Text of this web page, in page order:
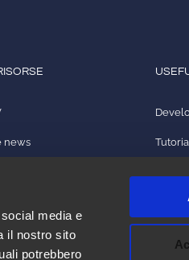
media e
il nostro sito
potrebbero
news